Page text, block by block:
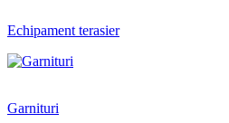
Echipament terasier
Garnituri